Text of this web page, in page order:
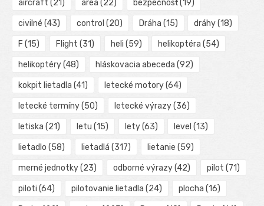
aircraft (21) area (22) bezpečnosť(19)
civilné (43) control (20) Dráha (15) dráhy(18)
F (15) Flight (31) heli (59) helikoptéra (54)
helikoptéry(48) hláskovacia abeceda (92)
kokpit lietadla (41) letecké motory(64)
letecké termíny(50) letecké výrazy(36)
letiska (21) letu (15) lety(63) level (13)
lietadlo (58) lietadlá (317) lietanie (59)
merné jednotky(23) odborné výrazy(42) pilot (71)
piloti (64) pilotovanie lietadla (24) plocha (16)